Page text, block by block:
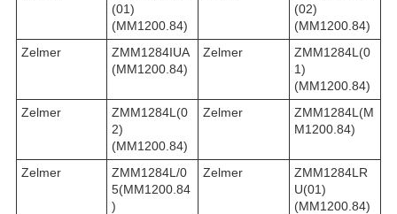
(01)
(MM1200.84)
(02)
(MM1200.84)
Zelmer
ZMM1284IUA
(MM1200.84)
Zelmer
ZMM1284L(0
1)
(MM1200.84)
Zelmer
ZMM1284L(0
2)
(MM1200.84)
Zelmer
ZMM1284L(M
M1200.84)
Zelmer
ZMM1284L/0
5(MM1200.84
)
Zelmer
ZMM1284LR
U(01)
(MM1200.84)